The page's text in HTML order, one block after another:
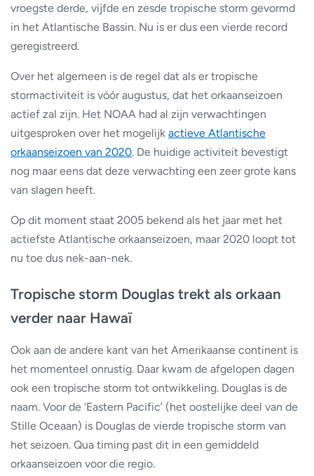
vroegste derde, vijfde en zesde tropische storm gevormd
in het Atlantische Bassin. Nu is er dus een vierde record
geregistreerd.
Over het algemeen is de regel dat als er tropische
stormactiviteit is vóór augustus, dat het orkaanseizoen
actief zal zijn. Het NOAA had al zijn verwachtingen
uitgesproken over het mogelijk actieve Atlantische
orkaanseizoen van 2020. De huidige activiteit bevestigt
nog maar eens dat deze verwachting een zeer grote kans
van slagen heeft.
Op dit moment staat 2005 bekend als het jaar met het
actiefste Atlantische orkaanseizoen, maar 2020 loopt tot
nu toe dus nek-aan-nek.
Tropische storm Douglas trekt als orkaan
verder naar Hawaï
Ook aan de andere kant van het Amerikaanse continent is
het momenteel onrustig. Daar kwam de afgelopen dagen
ook een tropische storm tot ontwikkeling. Douglas is de
naam. Voor de ‘Eastern Pacific’ (het oostelijke deel van de
Stille Oceaan) is Douglas de vierde tropische storm van
het seizoen. Qua timing past dit in een gemiddeld
orkaanseizoen voor die regio.